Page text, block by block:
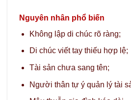
Nguyên nhân phổ biến
Không lập di chúc rõ ràng;
Di chúc viết tay thiếu hợp lệ;
Tài sản chưa sang tên;
Người thân tự ý quản lý tài